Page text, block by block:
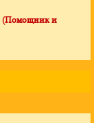
(Помощник и